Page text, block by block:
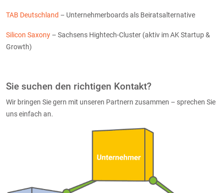
TAB Deutschland – Unternehmerboards als Beiratsalternative
Silicon Saxony – Sachsens Hightech-Cluster (aktiv im AK Startup &
Growth)
Sie suchen den richtigen Kontakt?
Wir bringen Sie gern mit unseren Partnern zusammen – sprechen Sie
uns einfach an.